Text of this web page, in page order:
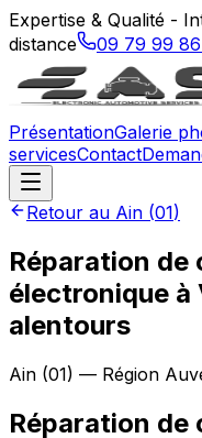
Expertise & Qualité -
distance
09 79 99
PrésentationGalerie
servicesContact
Retour au Ain (01)
Réparation de
électronique à
alentours
Ain (01) — Région
Réparation de